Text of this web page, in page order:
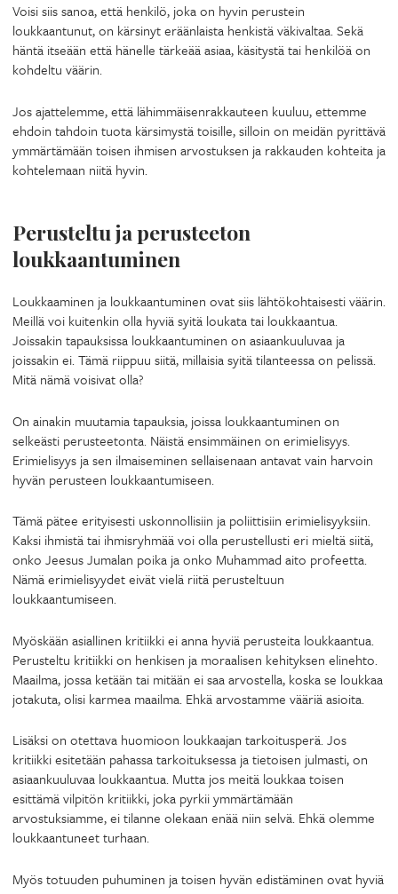
Voisi siis sanoa, että henkilö, joka on hyvin perustein
loukkaantunut, on kärsinyt eräänlaista henkistä väkivaltaa. Sekä
häntä itseään että hänelle tärkeää asiaa, käsitystä tai henkilöä on
kohdeltu väärin.
Jos ajattelemme, että lähimmäisenrakkauteen kuuluu, ettemme
ehdoin tahdoin tuota kärsimystä toisille, silloin on meidän pyrittävä
ymmärtämään toisen ihmisen arvostuksen ja rakkauden kohteita ja
kohtelemaan niitä hyvin.
Perusteltu ja perusteeton
loukkaantuminen
Loukkaaminen ja loukkaantuminen ovat siis lähtökohtaisesti väärin.
Meillä voi kuitenkin olla hyviä syitä loukata tai loukkaantua.
Joissakin tapauksissa loukkaantuminen on asiaankuuluvaa ja
joissakin ei. Tämä riippuu siitä, millaisia syitä tilanteessa on pelissä.
Mitä nämä voisivat olla?
On ainakin muutamia tapauksia, joissa loukkaantuminen on
selkeästi perusteetonta. Näistä ensimmäinen on erimielisyys.
Erimielisyys ja sen ilmaiseminen sellaisenaan antavat vain harvoin
hyvän perusteen loukkaantumiseen.
Tämä pätee erityisesti uskonnollisiin ja poliittisiin erimielisyyksiin.
Kaksi ihmistä tai ihmisryhmää voi olla perustellusti eri mieltä siitä,
onko Jeesus Jumalan poika ja onko Muhammad aito profeetta.
Nämä erimielisyydet eivät vielä riitä perusteltuun
loukkaantumiseen.
Myöskään asiallinen kritiikki ei anna hyviä perusteita loukkaantua.
Perusteltu kritiikki on henkisen ja moraalisen kehityksen elinehto.
Maailma, jossa ketään tai mitään ei saa arvostella, koska se loukkaa
jotakuta, olisi karmea maailma. Ehkä arvostamme vääriä asioita.
Lisäksi on otettava huomioon loukkaajan tarkoitusperä. Jos
kritiikki esitetään pahassa tarkoituksessa ja tietoisen julmasti, on
asiaankuuluvaa loukkaantua. Mutta jos meitä loukkaa toisen
esittämä vilpitön kritiikki, joka pyrkii ymmärtämään
arvostuksiamme, ei tilanne olekaan enää niin selvä. Ehkä olemme
loukkaantuneet turhaan.
Myös totuuden puhuminen ja toisen hyvän edistäminen ovat hyviä